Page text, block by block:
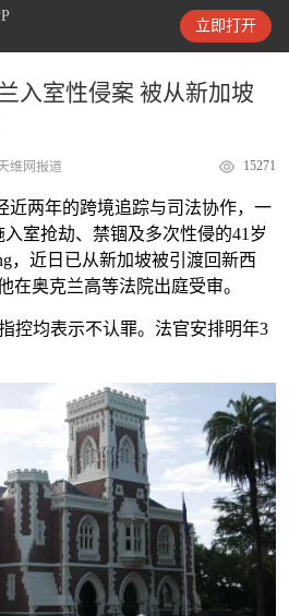
立即打开
天维新闻
入室性侵案 被从新加坡
维网报道 15271
近两年的跨境追踪与司法协作，一
室抢劫、禁锢及多次性侵的41岁
，近日已从新加坡被引渡回新西
在奥克兰高等法院出庭受审。
控均表示不认罪。法官安排明年3